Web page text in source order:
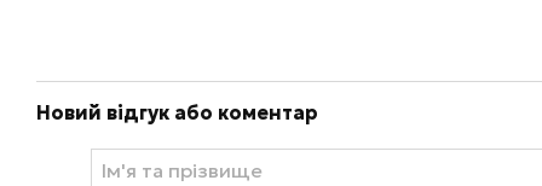
Новий відгук або коментар